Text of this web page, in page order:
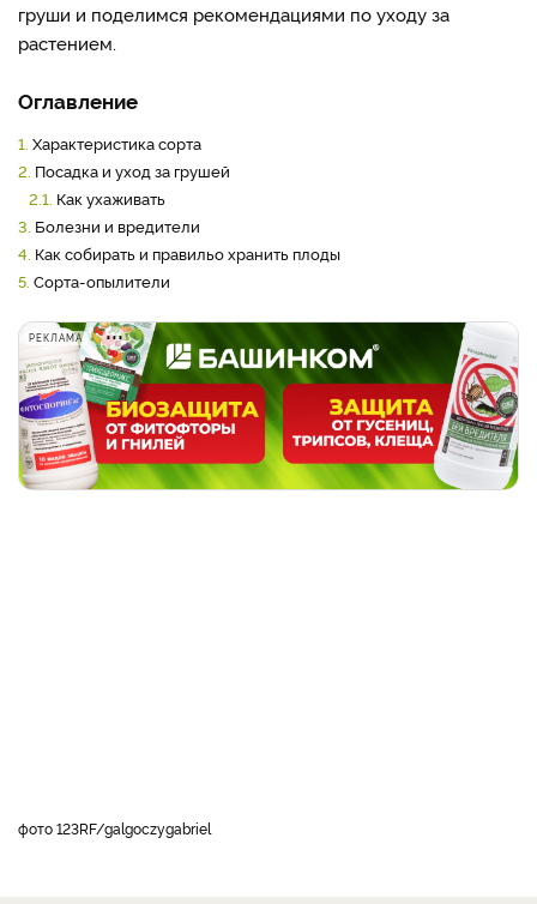
груши и поделимся рекомендациями по уходу за
растением.
Оглавление
1. Характеристика сорта
2. Посадка и уход за грушей
2.1. Как ухаживать
3. Болезни и вредители
4. Как собирать и правильо хранить плоды
5. Сорта-опылители
РЕКЛАМА
фото 123RF/galgoczygabriel